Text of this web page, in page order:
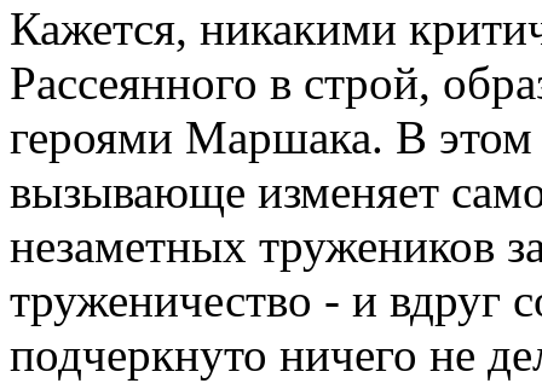
Кажется, никакими
Рассеянного в строй,
героями Маршака. В этом
вызывающе изменяет
незаметных тружеников
труженичество - и вдруг
подчеркнуто ничего не